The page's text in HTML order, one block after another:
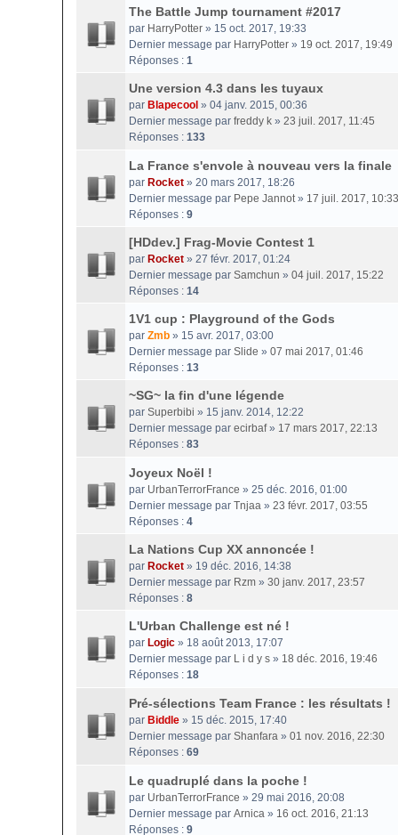
The Battle Jump tournament #2017
par HarryPotter » 15 oct. 2017, 19:33
Dernier message par HarryPotter » 19 oct. 2017, 19:49
Réponses : 1
Une version 4.3 dans les tuyaux
par Blapecool » 04 janv. 2015, 00:36
Dernier message par freddy k » 23 juil. 2017, 11:45
Réponses : 133
La France s'envole à nouveau vers la finale
par Rocket » 20 mars 2017, 18:26
Dernier message par Pepe Jannot» 17 juil. 2017, 10:33
Réponses : 9
[HDdev.] Frag-Movie Contest 1
par Rocket » 27 févr. 2017, 01:24
Dernier message par Samchun » 04 juil. 2017, 15:22
Réponses : 14
1V1 cup : Playground of the Gods
par Zmb » 15 avr. 2017, 03:00
Dernier message par Slide » 07 mai 2017, 01:46
Réponses : 13
~SG~ la fin d'une légende
par Superbibi » 15 janv. 2014, 12:22
Dernier message par ecirbaf» 17 mars 2017, 22:13
Réponses : 83
Joyeux Noël !
par UrbanTerrorFrance » 25 déc. 2016, 01:00
Dernier message par Tnjaa » 23 févr. 2017, 03:55
Réponses : 4
La Nations Cup XX annoncée !
par Rocket » 19 déc. 2016, 14:38
Dernier message par Rzm » 30 janv. 2017, 23:57
Réponses : 8
L'Urban Challenge est né !
par Logic » 18 août 2013, 17:07
Dernier message par L i d y s » 18 déc. 2016, 19:46
Réponses : 18
Pré-sélections Team France : les résultats !
par Biddle » 15 déc. 2015, 17:40
Dernier message par Shanfara » 01 nov. 2016, 22:30
Réponses : 69
Le quadruplé dans la poche !
par UrbanTerrorFrance » 29 mai 2016, 20:08
Dernier message par Arnica » 16 oct. 2016, 21:13
Réponses : 9